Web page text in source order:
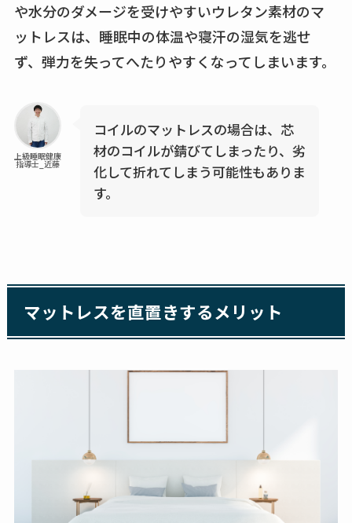
や水分のダメージを受けやすいウレタン素材のマ
ットレスは、睡眠中の体温や寝汗の湿気を逃せ
ず、弾力を失ってへたりやすくなってしまいます。
上級睡眠健康
指導士_近藤
コイルのマットレスの場合は、芯
材のコイルが錆びてしまったり、劣
化して折れてしまう可能性もありま
す。
マットレスを直置きするメリット